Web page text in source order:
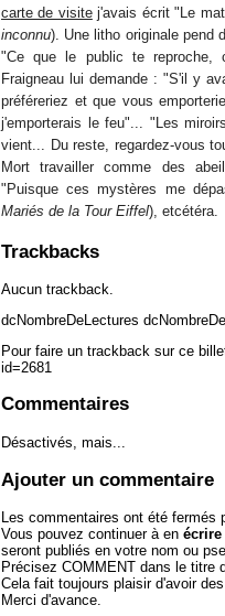
carte de visitej'avais écrit "Le
inconnu). Une litho originale pend
"Ce que le public te
Fraigneau lui demande : "S'il y
préféreriez et que vous
j'emporterais le feu"... "Les
vient... Du reste, regardez-vous
Mort travailler comme des
"Puisque ces mystères me
Mariés de la Tour Eiffel), etcétéra.
Trackbacks
Aucun trackback.
dcNombreDeLectures
Pour faire un trackback sur ce
id=2681
Commentaires
Désactivés, mais...
Ajouter un commentaire
Les commentaires ont été fermés
Vous pouvez continuer à en écrire
seront publiés en votre nom ou
Précisez COMMENT dans le titre
Cela fait toujours plaisir d'avoir
Merci d'avance.